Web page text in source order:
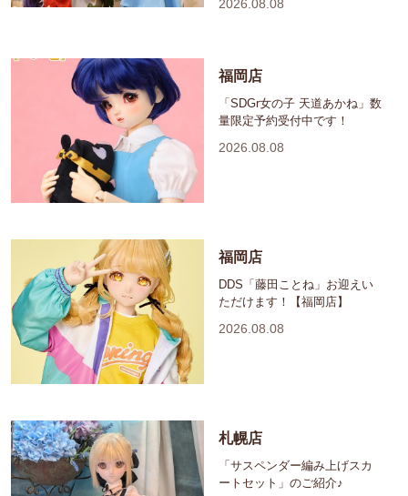
2026.08.08
福岡店
「SDGr女の子 天道あかね」数
量限定予約受付中です！
2026.08.08
福岡店
DDS「藤田ことね」お迎えい
ただけます！【福岡店】
2026.08.08
札幌店
「サスペンダー編み上げスカ
ートセット」のご紹介♪